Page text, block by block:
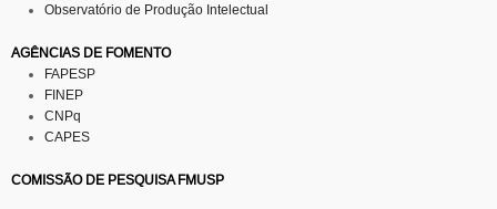
Observatório de Produção Intelectual
AGÊNCIAS DE FOMENTO
FAPESP
FINEP
CNPq
CAPES
COMISSÃO DE PESQUISA FMUSP